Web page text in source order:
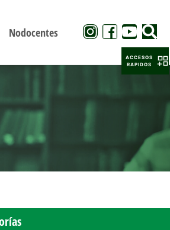
Nodocentes
ACCESOS
RAPIDOS